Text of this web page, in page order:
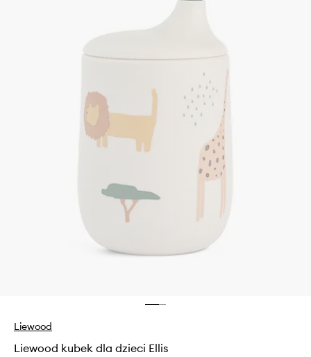
Liewood
Liewood kubek dla dzieci Ellis